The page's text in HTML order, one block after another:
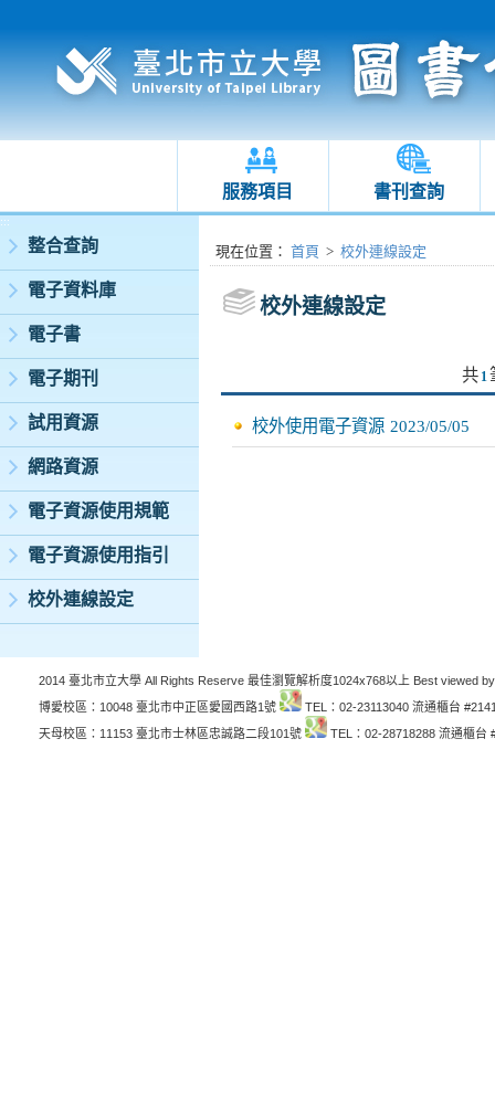
服務項目 書刊查詢
:::
整合查詢
電子資料庫
電子書
電子期刊
試用資源
網路資源
電子資源使用規範
電子資源使用指引
校外連線設定
:::現在位置 ： 首頁 > 校外連線設定
校外連線設定
共 1
校外使用電子資源 2023/05/05
2014 臺北市立大學 All Rights Reserve 最佳瀏覽解析度1024x768以上 Best viewed
博愛校區：10048 臺北市中正區愛國西路1號
TEL：02-23113040 流通櫃台
天母校區：11153 臺北市士林區忠誠路二段101號
TEL：02-28718288 流通櫃台